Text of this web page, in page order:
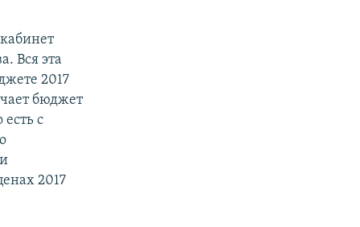
Вся эта
2017
бюджет
с
2017